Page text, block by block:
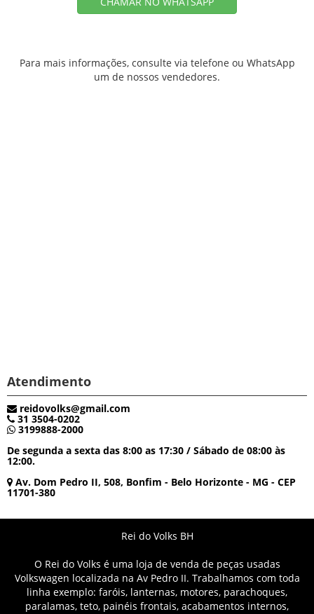
Para mais informações, consulte via telefone ou WhatsApp
um de nossos vendedores.
Atendimento
reidovolks@gmail.com
31 3504-0202
3199888-2000
De segunda a sexta das 8:00 as 17:30 / Sábado de 08:00 às
12:00.
Av. Dom Pedro II, 508, Bonfim - Belo Horizonte - MG - CEP
11701-380
Rei do Volks BH
O Rei do Volks é uma loja de venda de peças usadas
Volkswagen localizada na Av Pedro II. Trabalhamos com toda
linha exemplo: faróis, lanternas, motores, parachoques,
paralamas, teto, painéis frontais, acabamentos internos,